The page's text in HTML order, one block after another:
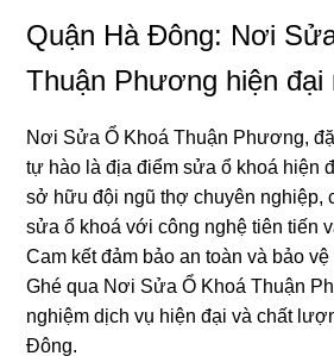
Quận Hà Đông: Nơi
Thuận Phương hiện đại
Nơi Sửa Ổ Khoá Thuận Phương,
tự hào là địa điểm sửa ổ khoá hiện
sở hữu đội ngũ thợ chuyên nghiệp,
sửa ổ khoá với công nghệ tiên tiến
Cam kết đảm bảo an toàn và bảo
Ghé qua Nơi Sửa Ổ Khoá Thuận
nghiệm dịch vụ hiện đại và chất
Đông.